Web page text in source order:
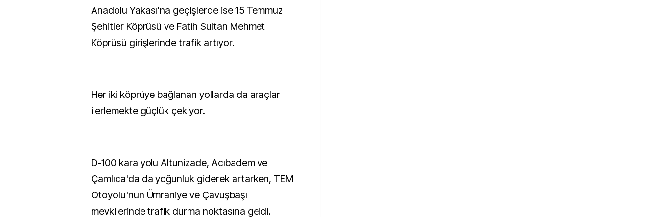
Anadolu Yakası'na geçişlerde ise 15 Temmuz
Şehitler Köprüsü ve Fatih Sultan Mehmet
Köprüsü girişlerinde trafik artıyor.
Her iki köprüye bağlanan yollarda da araçlar
ilerlemekte güçlük çekiyor.
D-100 kara yolu Altunizade, Acıbadem ve
Çamlıca'da da yoğunluk giderek artarken, TEM
Otoyolu'nun Ümraniye ve Çavuşbaşı
mevkilerinde trafik durma noktasına geldi.